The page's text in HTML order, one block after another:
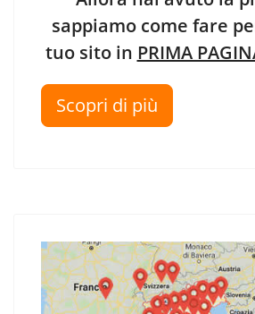
sappiamo come fare
tuo sito in PRIMA
Scopri di più